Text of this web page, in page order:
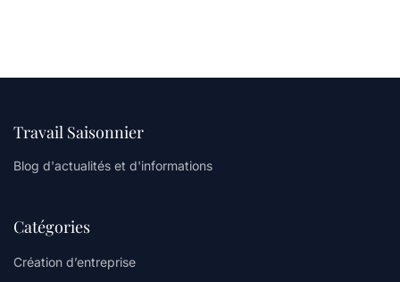
Travail Saisonnier
Blog d'actualités et d'informations
Catégories
Création d’entreprise